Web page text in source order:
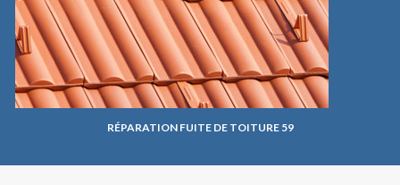
RÉPARATION FUITE DE TOITURE 59